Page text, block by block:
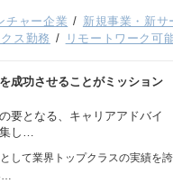
チャー企業 新規事業・新サ
ス勤務 リモートワーク可
成功させることがミッション
要となる、キャリアアドバイ
し…
して業界トップクラスの実績を誇